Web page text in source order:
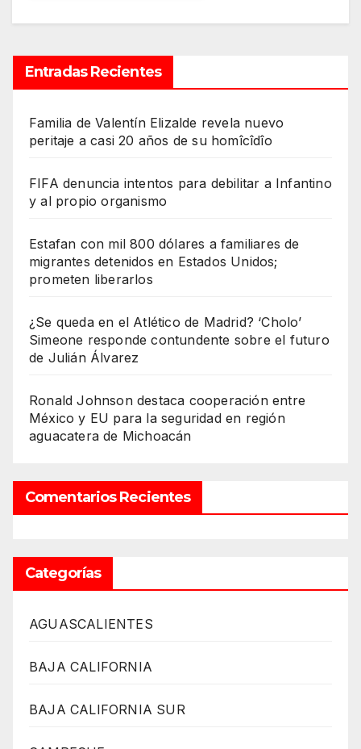
Entradas Recientes
Familia de Valentín Elizalde revela nuevo
peritaje a casi 20 años de su homîcîdîo
FIFA denuncia intentos para debilitar a Infantino
y al propio organismo
Estafan con mil 800 dólares a familiares de
migrantes detenidos en Estados Unidos;
prometen liberarlos
¿Se queda en el Atlético de Madrid? ‘Cholo’
Simeone responde contundente sobre el futuro
de Julián Álvarez
Ronald Johnson destaca cooperación entre
México y EU para la seguridad en región
aguacatera de Michoacán
Comentarios Recientes
Categorías
AGUASCALIENTES
BAJA CALIFORNIA
BAJA CALIFORNIA SUR